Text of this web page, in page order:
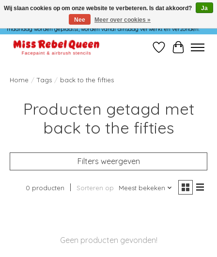
Wij verzenden niet op maandag. Bestellingen die in het weekend of op
maandag worden geplaatst, worden vanaf dinsdag verwerkt en verzonden.
Verlanglijst
Home / Tags / back to the fifties
Producten getagd met
back to the fifties
Filters weergeven
0 producten Sorteren op Meest bekeken
Geen producten gevonden!
Wij slaan cookies op om onze website te verbeteren. Is dat akkoord?
Ja
Nee
Meer over cookies »